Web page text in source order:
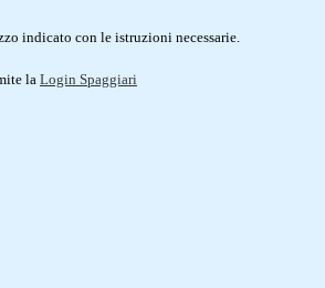
indicato con le istruzioni necessarie.
la Login Spaggiari